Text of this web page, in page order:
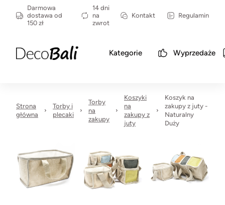
Darmowa
dostawa od
150 zł
14 dni
na
zwrot
Kontakt Regulamin
Kategorie Wyprzedaże
Strona
główna
Torby i
plecaki
Torby
na
zakupy
Koszyki
na
zakupy z
juty
Koszyk na
zakupy z juty -
Naturalny
Duży